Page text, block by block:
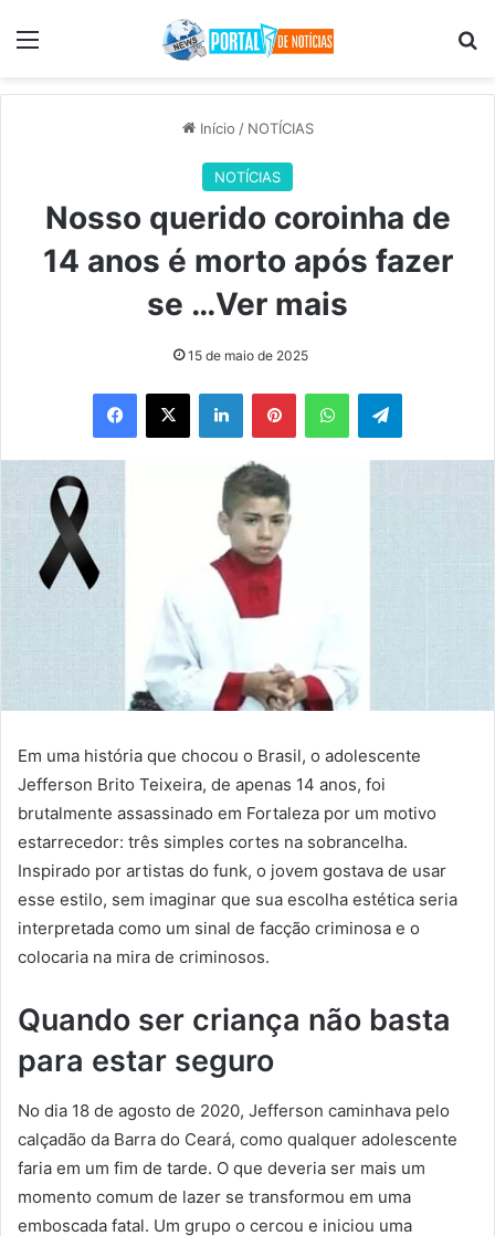
Menu
Início / NOTÍCIAS
NOTÍCIAS
Nosso querido coroinha de
14 anos é morto após fazer
se …Ver mais
15 de maio de 2025
Facebook
X LinkedinPinterestWhatsAppTelegram
Em uma história que chocou o Brasil, o adolescente
Jefferson Brito Teixeira, de apenas 14 anos, foi
brutalmente assassinado em Fortaleza por um motivo
estarrecedor: três simples cortes na sobrancelha.
Inspirado por artistas do funk, o jovem gostava de usar
esse estilo, sem imaginar que sua escolha estética seria
interpretada como um sinal de facção criminosa e o
colocaria na mira de criminosos.
Quando ser criança não basta
para estar seguro
No dia 18 de agosto de 2020, Jefferson caminhava pelo
calçadão da Barra do Ceará, como qualquer adolescente
faria em um fim de tarde. O que deveria ser mais um
momento comum de lazer se transformou em uma
emboscada fatal. Um grupo o cercou e iniciou uma